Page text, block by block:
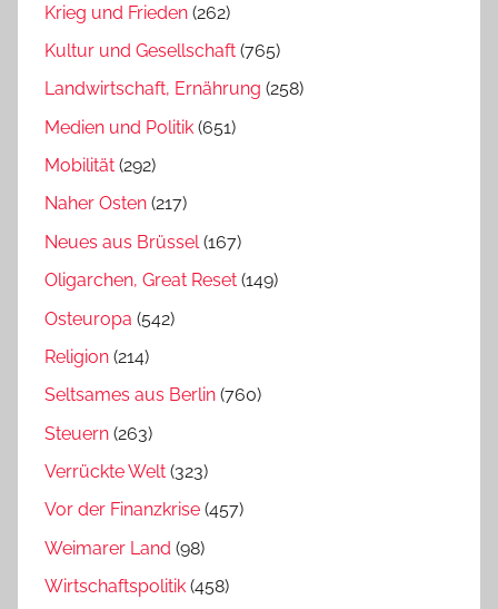
Krieg und Frieden (262)
Kultur und Gesellschaft (765)
Landwirtschaft, Ernährung (258)
Medien und Politik (651)
Mobilität (292)
Naher Osten (217)
Neues aus Brüssel(167)
Oligarchen, Great Reset (149)
Osteuropa (542)
Religion (214)
Seltsames aus Berlin (760)
Steuern (263)
Verrückte Welt (323)
Vor der Finanzkrise (457)
Weimarer Land (98)
Wirtschaftspolitik (458)